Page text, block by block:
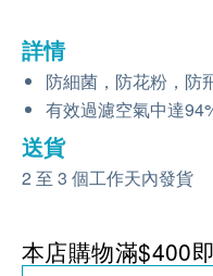
詳情
防細菌，防花粉，防
有效過濾空氣中達
送貨
2 至 3 個工作天內發貨
本店購物滿$400